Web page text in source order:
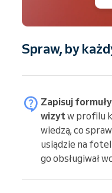
Spraw, by
Zapisuj
wizyt w profilu
wiedzą, co
usiądzie na
go obsługiwał